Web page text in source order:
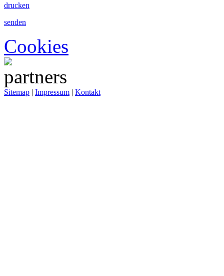
drucken
senden
Cookies
Sitemap | Impressum | Kontakt